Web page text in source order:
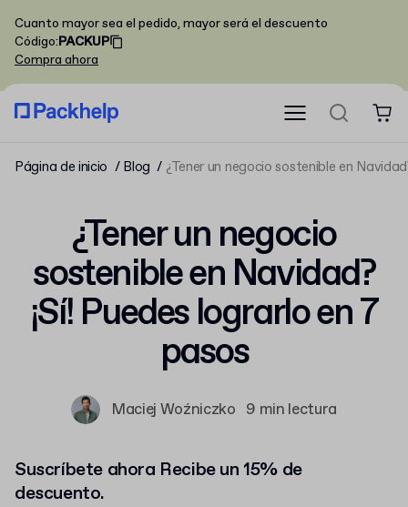
Cuanto mayor sea el pedido, mayor será el descuento
Código:PACKUP
Compra ahora
Página de inicio Blog ¿Tener un negocio sostenible en
¿Tener un negocio
sostenible en Navidad?
¡Sí! Puedes lograrlo en 7
pasos
Maciej Woźniczko 9 min lectura
Suscríbete ahora Recibe un 15% de
descuento.